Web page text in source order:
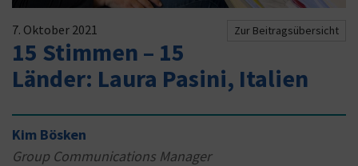
Zur Beitragsübersicht
7. Oktober 2021
15 Stimmen – 15
Länder: Laura Pasini, Italien
Kim Bösken
Group Communications Manager